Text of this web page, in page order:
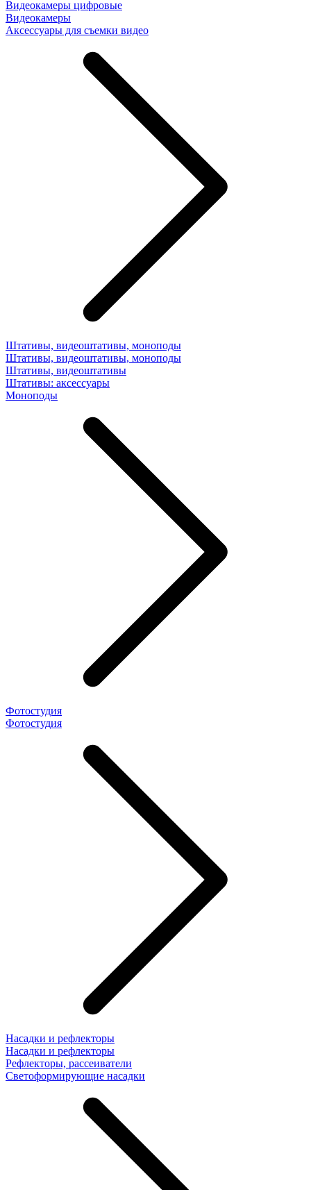
Видеокамеры цифровые
Видеокамеры
Аксессуары для съемки видео
Штативы, видеоштативы, моноподы
Штативы, видеоштативы, моноподы
Штативы, видеоштативы
Штативы: аксессуары
Моноподы
Фотостудия
Фотостудия
Насадки и рефлекторы
Насадки и рефлекторы
Рефлекторы, рассеиватели
Светоформирующие насадки